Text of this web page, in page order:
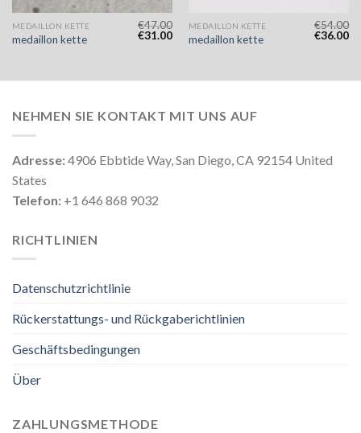
MEDAILLON KETTE
medaillon kette
€47.00
€31.00
MEDAILLON KETTE
medaillon kette
€54.00
€36.00
NEHMEN SIE KONTAKT MIT UNS AUF
Adresse:4906 Ebbtide Way, San Diego, CA 92154 United
States
Telefon: +1 646 868 9032
RICHTLINIEN
Datenschutzrichtlinie
Rückerstattungs- und Rückgaberichtlinien
Geschäftsbedingungen
Über
ZAHLUNGSMETHODE